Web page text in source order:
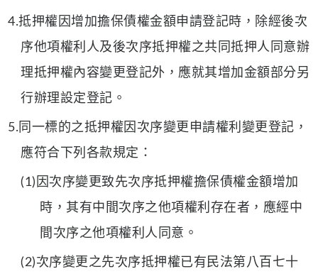
4.抵押權因增加擔保債權金額申請登記時，除經後次
序他項權利人及後次序抵押權之共同抵押人同意辦
理抵押權內容變更登記外，應就其增加金額部分另
行辦理設定登記。
5.同一標的之抵押權因次序變更申請權利變更登記，
應符合下列各款規定：
(1)因次序變更致先次序抵押權擔保債權金額增加
時，其有中間次序之他項權利存在者，應經中
間次序之他項權利人同意。
(2)次序變更之先次序抵押權已有民法第八百七十